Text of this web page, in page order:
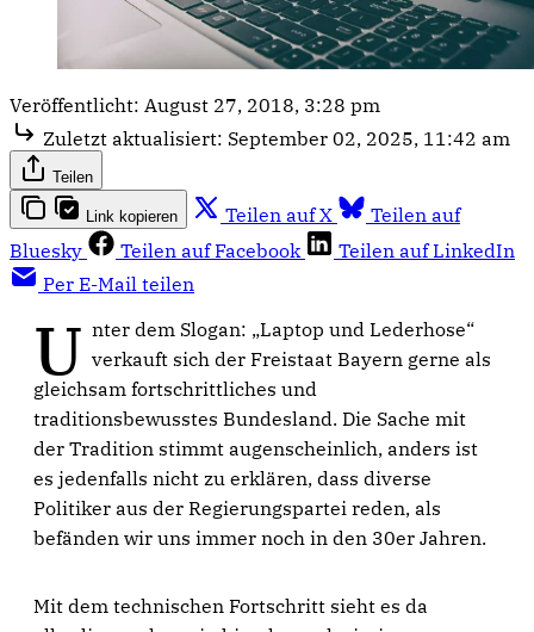
Veröffentlicht: August 27, 2018, 3:28 pm
Zuletzt aktualisiert: September 02, 2025, 11:42 am
Teilen
Link kopieren Teilen auf X
Teilen auf
Bluesky
Teilen auf Facebook
Teilen auf LinkedIn
Per E-Mail teilen
U nter dem Slogan: „Laptop und Lederhose“
verkauft sich der Freistaat Bayern gerne als
gleichsam fortschrittliches und
traditionsbewusstes Bundesland. Die Sache mit
der Tradition stimmt augenscheinlich, anders ist
es jedenfalls nicht zu erklären, dass diverse
Politiker aus der Regierungspartei reden, als
befänden wir uns immer noch in den 30er Jahren.
Mit dem technischen Fortschritt sieht es da